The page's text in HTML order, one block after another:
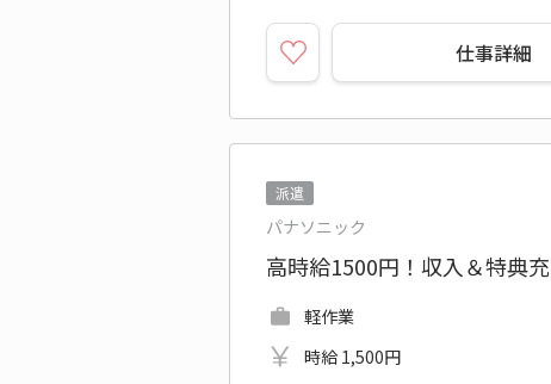
仕事詳細
派遣
パナソニック
高時給1500円！収入＆特典
軽作業
時給 1,500円